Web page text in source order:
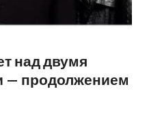
над двумя
продолжением